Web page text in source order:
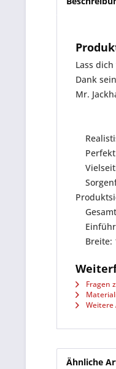
Lass
Dank
Mr.
Perfekt
Breite:
Fragen
Weitere
Ähnliche